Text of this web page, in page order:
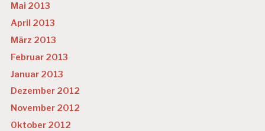
Mai 2013
April 2013
März 2013
Februar 2013
Januar 2013
Dezember 2012
November 2012
Oktober 2012